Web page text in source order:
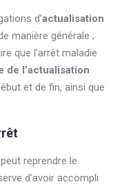
d’actualisation
manière générale ;
que l’arrêt maladie
de l’actualisation
et de fin, ainsi que
reprendre le
d’avoir accompli